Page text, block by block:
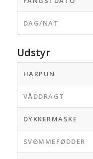
DAG/NAT
Udstyr
HARPUN
VÅDDRAGT
DYKKERMASKE
SVØMMEFØDDER